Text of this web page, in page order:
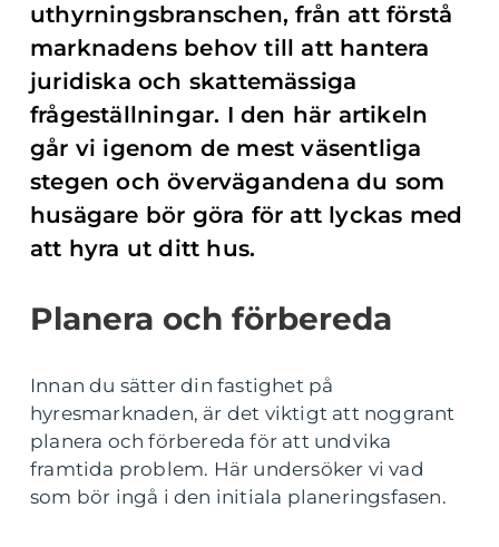
uthyrningsbranschen, från att förstå
marknadens behov till att hantera
juridiska och skattemässiga
frågeställningar. I den här artikeln
går vi igenom de mest väsentliga
stegen och övervägandena du som
husägare bör göra för att lyckas med
att hyra ut ditt hus.
Planera och förbereda
Innan du sätter din fastighet på
hyresmarknaden, är det viktigt att noggrant
planera och förbereda för att undvika
framtida problem. Här undersöker vi vad
som bör ingå i den initiala planeringsfasen.